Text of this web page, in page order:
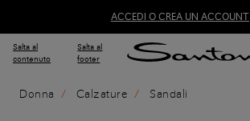
ACCEDI O CREA UN ACCOUNT
Salta al
contenuto
Salta al
footer
Donna Calzature Sandali